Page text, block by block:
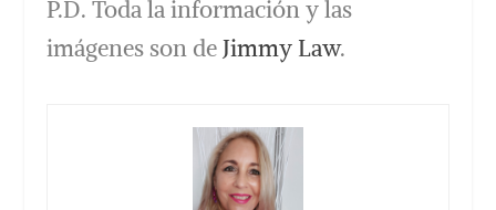
P.D. Toda la información y las
imágenes son deJimmy Law.